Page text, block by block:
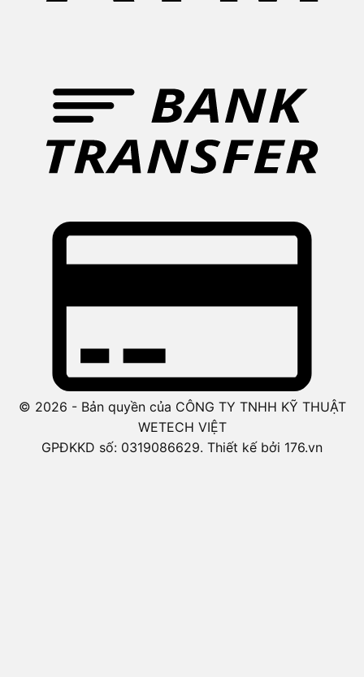
© 2026 - Bản quyền của CÔNG TY TNHH KỸ THUẬT
WETECH VIỆT
GPĐKKD số: 0319086629. Thiết kế bởi 176.vn